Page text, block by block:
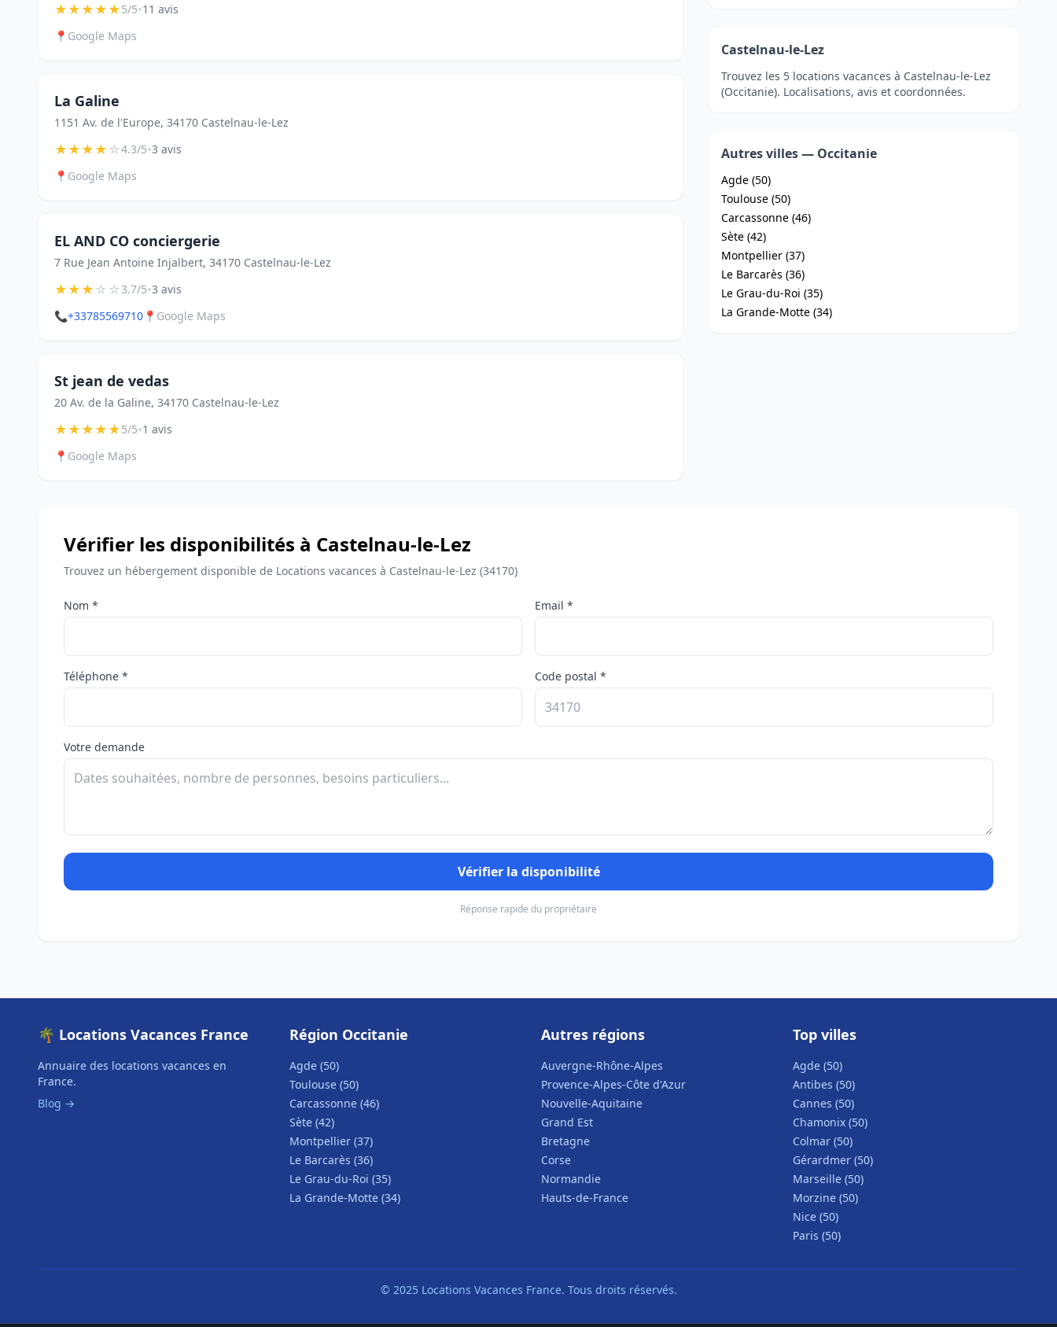
★★★★★5/5•11 avis
📍 Google Maps
La Galine
1151 Av. de l'Europe, 34170 Castelnau-le-Lez
★★★★☆4.3/5•3 avis
📍 Google Maps
EL AND CO conciergerie
7 Rue Jean Antoine Injalbert, 34170 Castelnau-le-Lez
★★★☆☆3.7/5•3 avis
📞+33785569710 📍 Google Maps
St jean de vedas
20 Av. de la Galine, 34170 Castelnau-le-Lez
★★★★★5/5•1 avis
📍 Google Maps
Castelnau-le-Lez
Trouvez les 5 locations vacances à Castelnau-le-Lez
(Occitanie). Localisations, avis et coordonnées.
Autres villes — Occitanie
Agde (50)
Toulouse (50)
Carcassonne (46)
Sète (42)
Montpellier (37)
Le Barcarès (36)
Le Grau-du-Roi (35)
La Grande-Motte (34)
Vérifier les disponibilités à Castelnau-le-Lez
Trouvez un hébergement disponible de Locations vacances à Castelnau-le-Lez (34170)
Nom * Email *
Téléphone * Code postal *
Votre demande
Vérifier la disponibilité
Réponse rapide du propriétaire
🌴 Locations Vacances France
Annuaire des locations vacances en
France.
Blog →
Région Occitanie
Agde (50)
Toulouse (50)
Carcassonne (46)
Sète (42)
Montpellier (37)
Le Barcarès (36)
Le Grau-du-Roi (35)
La Grande-Motte (34)
Autres régions
Auvergne-Rhône-Alpes
Provence-Alpes-Côte d'Azur
Nouvelle-Aquitaine
Grand Est
Bretagne
Corse
Normandie
Hauts-de-France
Top villes
Agde (50)
Antibes (50)
Cannes (50)
Chamonix (50)
Colmar (50)
Gérardmer (50)
Marseille (50)
Morzine (50)
Nice (50)
Paris (50)
© 2025 Locations Vacances France. Tous droits réservés.